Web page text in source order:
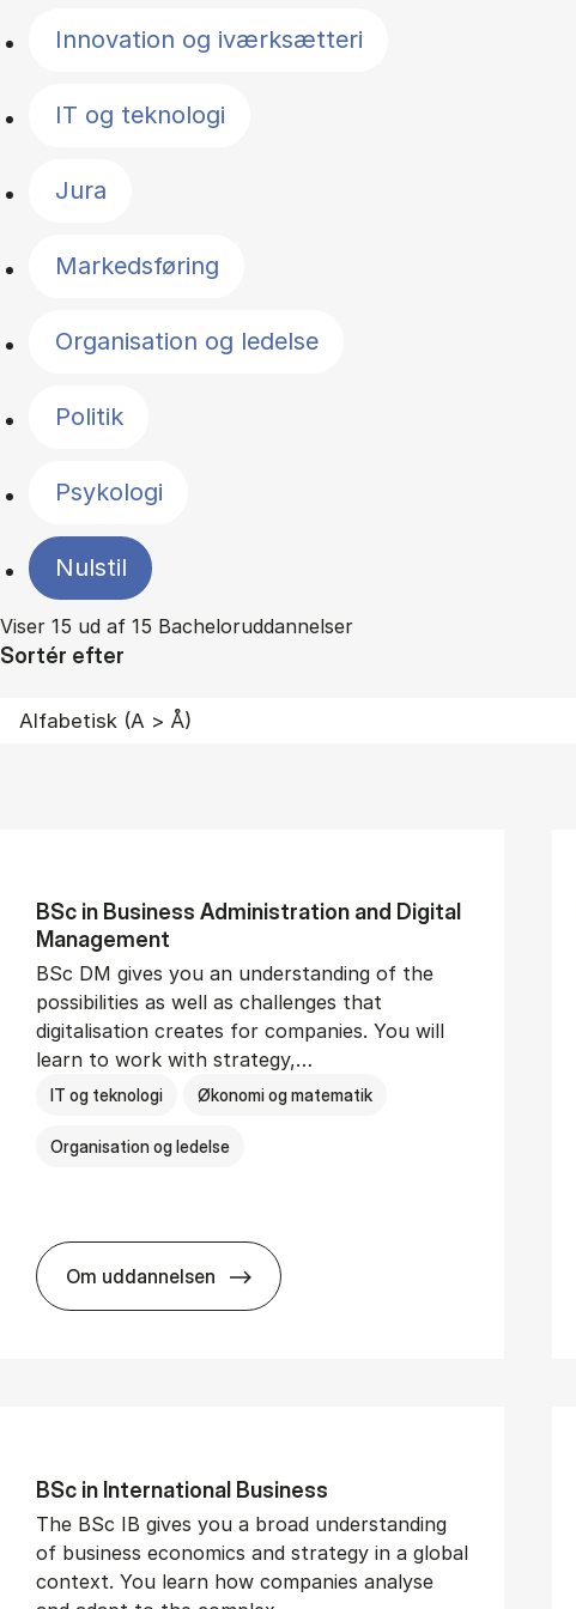
Innovation og iværksætteri
IT og teknologi
Jura
Markedsføring
Organisation og ledelse
Politik
Psykologi
Nulstil
Viser 15 ud af 15 Bacheloruddannelser
Sortér efter
BSc in Busi­ness Ad­min­is­tra­tion and Di­git­al
Man­age­ment
BSc DM gives you an understanding of the
possibilities as well as challenges that
digitalisation creates for companies. You will
learn to work with strategy,…
IT og teknologi Økonomi og matematik
Organisation og ledelse
Om uddannelsen
BSc in Busi­ness Ad­min­is­tra­tion and Di­git­al
BSc in In­ter­na­tion­al Busi­ness
The BSc IB gives you a broad understanding
of business economics and strategy in a global
context. You learn how companies analyse